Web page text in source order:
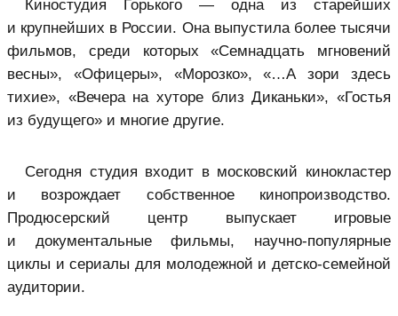
Киностудия Горького — одна из старейших
и крупнейших в России. Она выпустила более тысячи
фильмов, среди которых «Семнадцать мгновений
весны», «Офицеры», «Морозко», «…А зори здесь
тихие», «Вечера на хуторе близ Диканьки», «Гостья
из будущего» и многие другие.
Сегодня студия входит в московский кинокластер
и возрождает собственное кинопроизводство.
Продюсерский центр выпускает игровые
и документальные фильмы, научно-популярные
циклы и сериалы для молодежной и детско-семейной
аудитории.